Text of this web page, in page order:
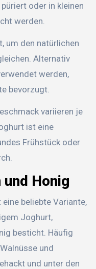
oder in kleinen
werden.
um den natürlichen
Alternativ
werden,
bevorzugt.
variieren je
ist eine
Frühstück oder
Honig
beliebte Variante,
Joghurt,
besticht. Häufig
und
und unter den